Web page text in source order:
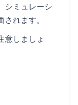
シミュレーシ
れます。
意しましょ